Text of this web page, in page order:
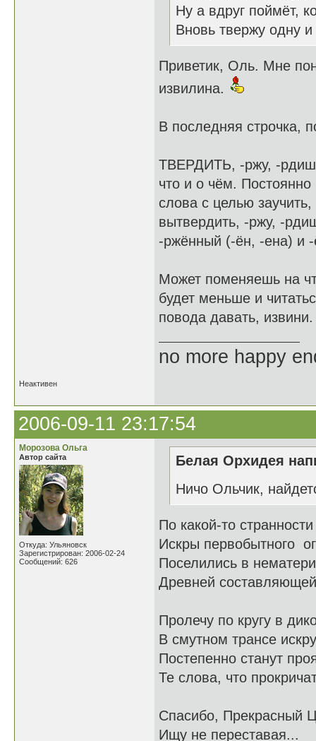
Ну а вдруг поймёт,
Вновь твержу одну
Приветик, Оль. Мне
извилина.
В последняя строчка,
ТВЕРДИТЬ, -ржу, -
что и о чём. Постоянно
слова с целью
вытвердить, -ржу, -
-ржённый (-ён, -ена) и
Может поменяешь на
будет меньше и
повода давать, извини.
no more happy
Неактивен
2006-09-11 23:17:54
Морозова Ольга
Автор сайта
Откуда: Ульяновск
Зарегистрирован: 2006-02-24
Сообщений: 626
Белая Орхидея
Ничо Ольчик,
По какой-то
Искры первобытного
Поселились в
Древней
Пролечу по кругу в
В смутном трансе
Постепенно станут
Те слова, что
Спасибо, Прекрасный
Ищу не переставая...